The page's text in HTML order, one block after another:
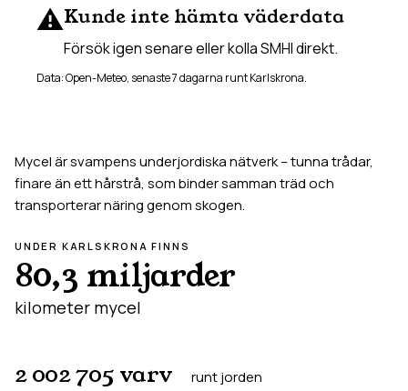
⚠️Kunde inte hämta väderdata
Försök igen senare eller kolla SMHI direkt.
Data: Open-Meteo, senaste 7 dagarna runtKarlskrona.
Mycel är svampens underjordiska nätverk – tunna trådar,
finare än ett hårstrå, som binder samman träd och
transporterar näring genom skogen.
UNDER KARLSKRONA FINNS
80,3 miljarder
kilometer mycel
2 002 705 varv runt jorden